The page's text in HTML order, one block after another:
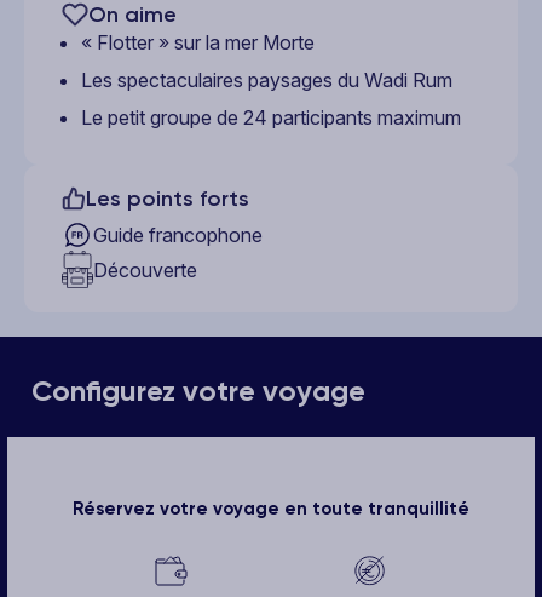
On aime
« Flotter » sur la mer Morte
Les spectaculaires paysages du Wadi Rum
Le petit groupe de 24 participants maximum
Les points forts
Guide francophone
Découverte
Configurez votre voyage
Réservez votre voyage en toute tranquillité